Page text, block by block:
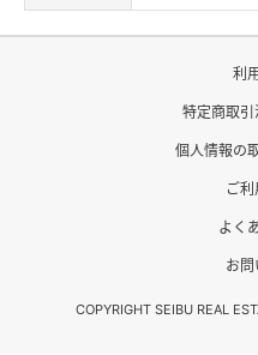
利
特定商取
個人情報の
ご
よく
お問
COPYRIGHT SEIBU REAL